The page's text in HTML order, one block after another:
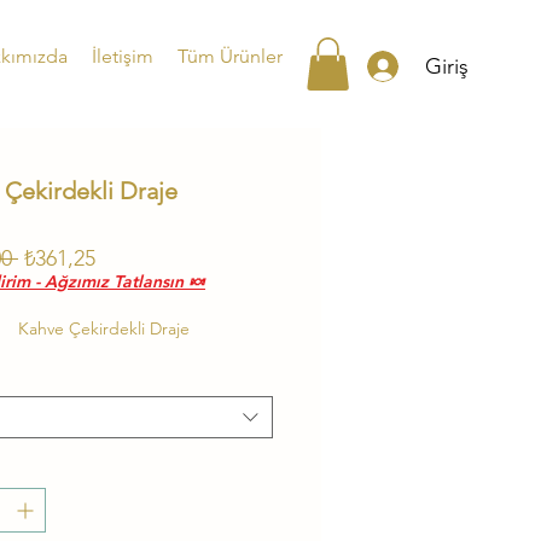
İletişim Tüm Ürünler Giriş
Çekirdekli Draje
Normal
Fiyat
₺361,25İndirimli
Fiyat
- Ağzımız Tatlansın 🍬
Kahve Çekirdekli Draje